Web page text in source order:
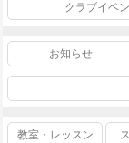
クラブイベ
お知らせ
教室・レッスン